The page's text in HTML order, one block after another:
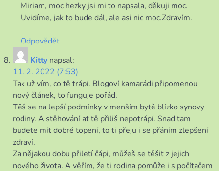
Miriam, moc hezky jsi mi to napsala, děkuji moc.
Uvidíme, jak to bude dál, ale asi nic moc.Zdravím.
Odpovědět
Kitty napsal:
11. 2. 2022 (7:53)
Tak už vím, co tě trápí. Blogoví kamarádi připomenou
nový článek, to funguje pořád.
Těš se na lepší podmínky v menším bytě blízko synovy
rodiny. A stěhování ať tě příliš nepotrápí. Snad tam
budete mít dobré topení, to ti přeju i se přáním zlepšení
zdraví.
Za nějakou dobu přiletí čápi, můžeš se těšit z jejich
nového života. A věřím, že ti rodina pomůže i s počítačem